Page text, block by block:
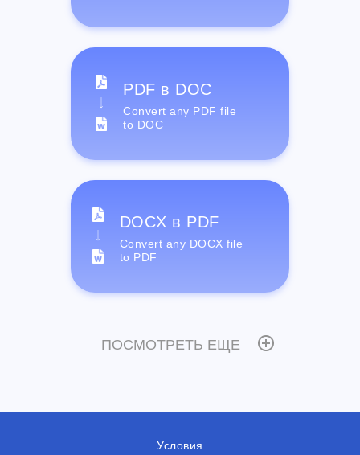
PDF в DOC
Convert any PDF file
to DOC
DOCX в PDF
Convert any DOCX file
to PDF
ПОСМОТРЕТЬ ЕЩЕ
Условия